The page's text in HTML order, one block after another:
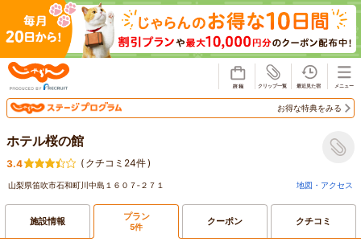
お得な特典をみる
ホテル桜の館
3.4 ( クチコミ24件)
山梨県笛吹市石和町川中島１６０７‐２７１ 地図・アクセス
施設情報 プラン
5件 クーポン クチコミ